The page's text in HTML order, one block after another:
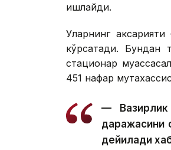
ишлайди.
Уларнинг
кўрсатади. Бундан
стационар
451 нафар
— Вазирлик
даражасини
дейилади